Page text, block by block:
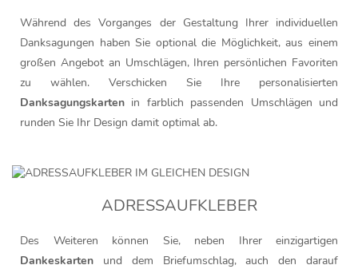
Während des Vorganges der Gestaltung Ihrer individuellen
Danksagungen haben Sie optional die Möglichkeit, aus einem
großen Angebot an Umschlägen, Ihren persönlichen Favoriten
zu wählen. Verschicken Sie Ihre personalisierten
Danksagungskarten in farblich passenden Umschlägen und
runden Sie Ihr Design damit optimal ab.
ADRESSAUFKLEBER
Des Weiteren können Sie, neben Ihrer einzigartigen
Dankeskarten und dem Briefumschlag, auch den darauf